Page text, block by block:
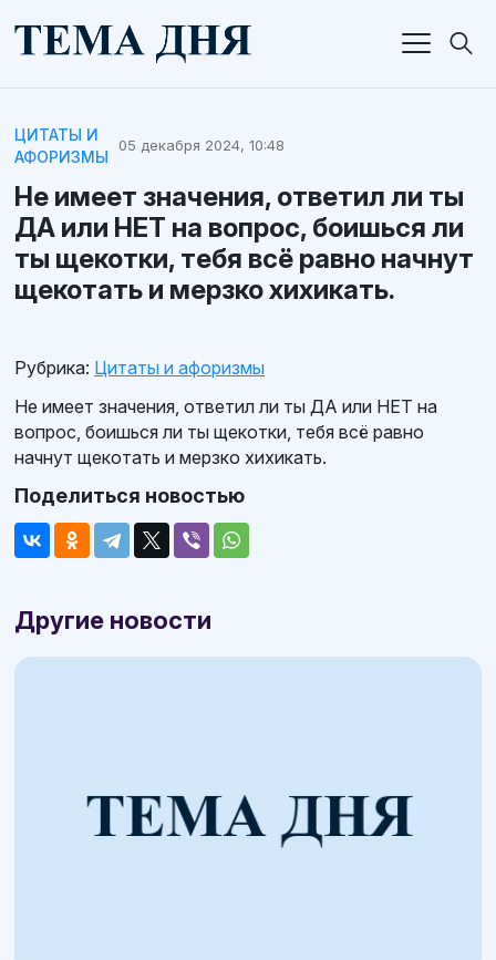
ЦИТАТЫ И
АФОРИЗМЫ
05 декабря 2024, 10:48
Не имеет значения, ответил ли ты
ДА или НЕТ на вопрос, боишься ли
ты щекотки, тебя всё равно начнут
щекотать и мерзко хихикать.
Рубрика: Цитаты и афоризмы
Не имеет значения, ответил ли ты ДА или НЕТ на
вопрос, боишься ли ты щекотки, тебя всё равно
начнут щекотать и мерзко хихикать.
Поделиться новостью
Другие новости